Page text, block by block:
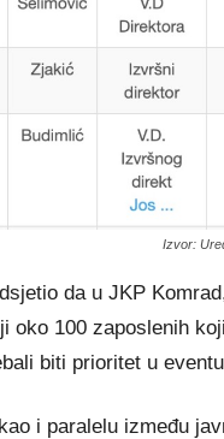
Izvor:
da u JKP
oko 100 zaposlenih
biti prioritet u
i paralelu između